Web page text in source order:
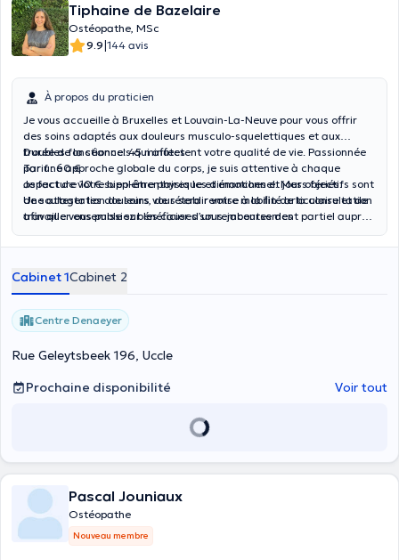
Tiphaine de Bazelaire
Ostéopathe, MSc
9.9|144 avis
À propos du praticien
Je vous accueille à Bruxelles et Louvain-La-Neuve pour vous offrir
des soins adaptés aux douleurs musculo-squelettiques et aux
troubles fonctionnels qui affectent votre qualité de vie. Passionnée
par une approche globale du corps, je suis attentive à chaque
aspect de votre bien-être physique et émotionnel. Mes objectifs sont
de soulager les douleurs, de rétablir votre mobilité articulaire et de
travailler ensemble sur les causes sous-jacentes des
Durée de la séance: 45 minutes
Tarif : 60 €
Je facture 10 € supplémentaires les dimanches et jours fériés.
Une attestation de soins vous sera remise à la fin de la consultation
afin que vous puissiez bénéficier d’un remboursement partiel auprès
Cabinet 1Cabinet 2
Centre Denaeyer
Rue Geleytsbeek 196, Uccle
Prochaine disponibilité
Voir tout
Pascal Jouniaux
Ostéopathe
Nouveau membre